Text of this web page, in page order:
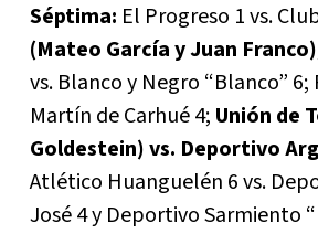
Séptima: El Progreso 1 vs.
(Mateo García y Juan Franco)
vs. Blanco y Negro “Blanco”
Martín de Carhué 4; Unión de
Goldestein) vs. Deportivo
Atlético Huanguelén 6 vs.
José 4 y Deportivo Sarmiento